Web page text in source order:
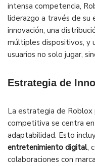
intensa competencia,
liderazgo a través de su
innovación, una
múltiples dispositivos, y
usuarios no solo jugar,
Estrategia de
La estrategia de Roblox
competitiva se centra
adaptabilidad. Esto
entretenimiento digital,
colaboraciones con